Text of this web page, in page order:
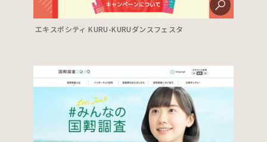
エキスポシティ KURU-KURUダンスフェスタ